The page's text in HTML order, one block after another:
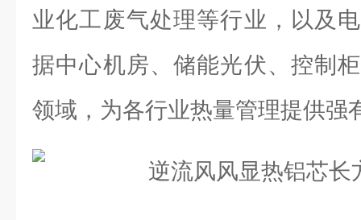
业化工废气处理等行业，以及
据中心机房、储能光伏、控制
领域，为各行业热量管理提供强